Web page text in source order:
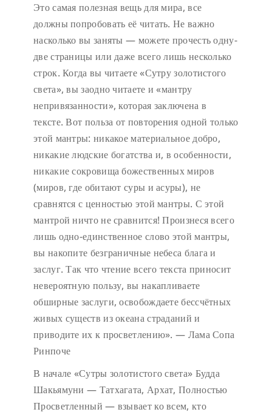
Это самая полезная вещь для мира, все
должны попробовать её читать. Не важно
насколько вы заняты — можете прочесть одну-
две страницы или даже всего лишь несколько
строк. Когда вы читаете «Сутру золотистого
света», вы заодно читаете и «мантру
непривязанности», которая заключена в
тексте. Вот польза от повторения одной только
этой мантры: никакое материальное добро,
никакие людские богатства и, в особенности,
никакие сокровища божественных миров
(миров, где обитают суры и асуры), не
сравнятся с ценностью этой мантры. С этой
мантрой ничто не сравнится! Произнеся всего
лишь одно-единственное слово этой мантры,
вы накопите безграничные небеса блага и
заслуг. Так что чтение всего текста приносит
невероятную пользу, вы накапливаете
обширные заслуги, освобождаете бессчётных
живых существ из океана страданий и
приводите их к просветлению». — Лама Сопа
Ринпоче
В начале «Сутры золотистого света» Будда
Шакьямуни — Татхагата, Архат, Полностью
Просветленный — взывает ко всем, кто